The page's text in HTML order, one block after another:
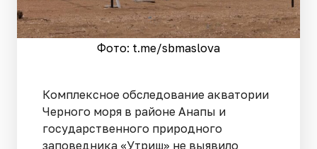
Фото: t.me/sbmaslova
Комплексное обследование акватории
Черного моря в районе Анапы и
государственного природного
заповедника «Утриш» не выявило